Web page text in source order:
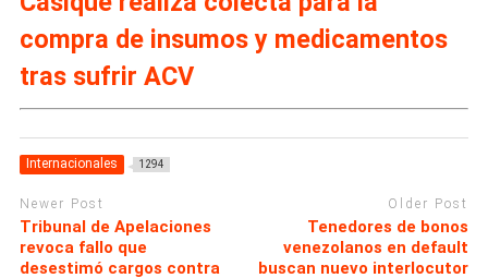
compra de insumos y medicamentos
tras sufrir ACV
Internacionales 1294
Newer Post
Tribunal de Apelaciones
revoca fallo que
desestimó cargos contra
Older Post
Tenedores de bonos
venezolanos en default
buscan nuevo interlocutor